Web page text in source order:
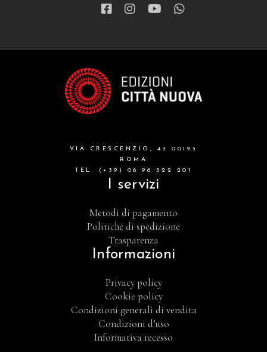
VIA CRESCENZIO, 43 00193
ROMA
TEL. (+39) 06 96 522 201
I servizi
Metodi di pagamento
Politiche di spedizione
Trasparenza
Informazioni
Privacy policy
Cookie policy
Condizioni generali di vendita
Condizioni d’uso
Informativa recesso